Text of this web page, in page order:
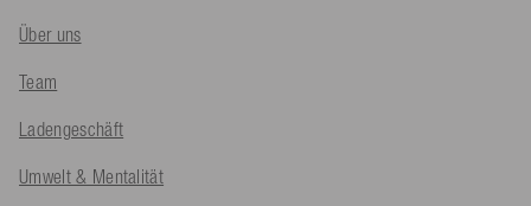
Über uns
Team
Ladengeschäft
Umwelt & Mentalität